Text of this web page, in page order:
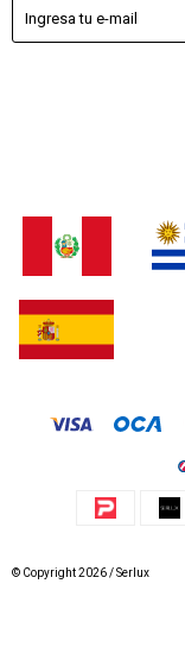
© Copyright 2026 / Serlux